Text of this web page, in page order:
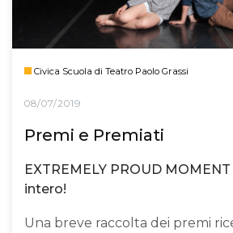
Civica Scuola di Teatro Paolo Grassi
08/07/2019
Premi e Premiati
EXTREMELY PROUD
intero!
Una breve raccolta dei premi